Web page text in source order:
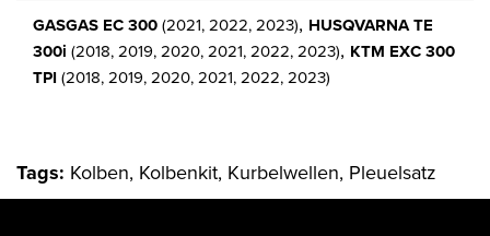
GASGAS EC 300(2021, 2022, 2023), HUSQVARNA TE
300i (2018, 2019, 2020, 2021, 2022, 2023), KTM EXC 300
TPI(2018, 2019, 2020, 2021, 2022, 2023)
Tags: Kolben, Kolbenkit, Kurbelwellen, Pleuelsatz